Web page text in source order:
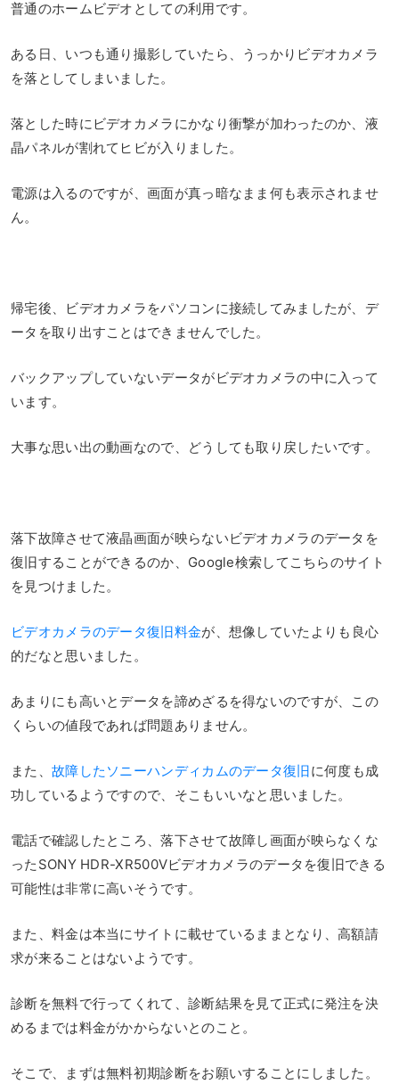
普通のホームビデオとしての利用です。
ある日、いつも通り撮影していたら、うっかりビデオカメラ
を落としてしまいました。
落とした時にビデオカメラにかなり衝撃が加わったのか、液
晶パネルが割れてヒビが入りました。
電源は入るのですが、画面が真っ暗なまま何も表示されませ
ん。
帰宅後、ビデオカメラをパソコンに接続してみましたが、デ
ータを取り出すことはできませんでした。
バックアップしていないデータがビデオカメラの中に入って
います。
大事な思い出の動画なので、どうしても取り戻したいです。
落下故障させて液晶画面が映らないビデオカメラのデータを
復旧することができるのか、Google検索してこちらのサイト
を見つけました。
ビデオカメラのデータ復旧料金が、想像していたよりも良心
的だなと思いました。
あまりにも高いとデータを諦めざるを得ないのですが、この
くらいの値段であれば問題ありません。
また、 故障したソニーハンディカムのデータ復旧に何度も成
功しているようですので、そこもいいなと思いました。
電話で確認したところ、落下させて故障し画面が映らなくな
ったSONY HDR-XR500Vビデオカメラのデータを復旧できる
可能性は非常に高いそうです。
また、料金は本当にサイトに載せているままとなり、高額請
求が来ることはないようです。
診断を無料で行ってくれて、診断結果を見て正式に発注を決
めるまでは料金がかからないとのこと。
そこで、まずは無料初期診断をお願いすることにしました。